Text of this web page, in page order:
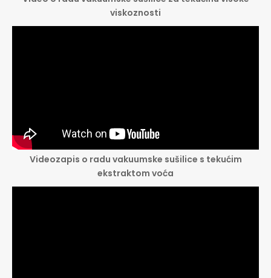
viskoznosti
Videozapis o radu vakuumske sušilice s tekućim
ekstraktom voća